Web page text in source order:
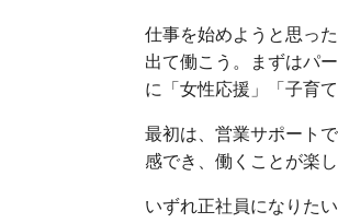
仕事を始めようと思っ
出て働こう。まずはパ
に「女性応援」「子育
最初は、営業サポート
感でき、働くことが楽し
いずれ正社員になりた